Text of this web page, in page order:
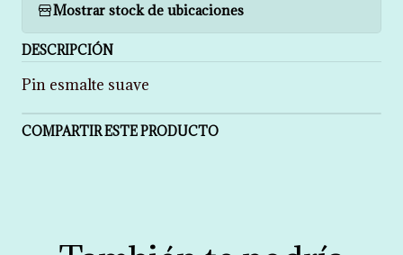
Mostrar stock de ubicaciones
DESCRIPCIÓN
Pin esmalte suave
COMPARTIR ESTE PRODUCTO